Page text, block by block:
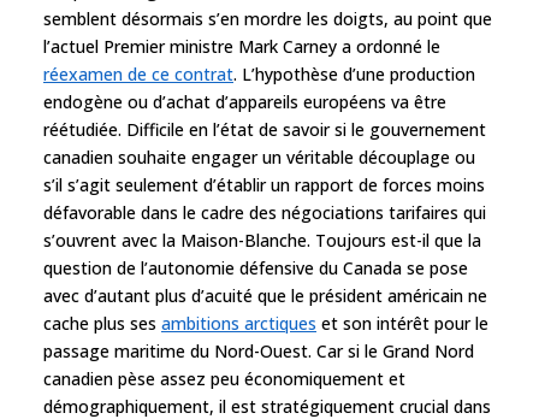
semblent désormais s’en mordre les doigts, au point que
l’actuel Premier ministre Mark Carney a ordonné le
réexamen de ce contrat. L’hypothèse d’une production
endogène ou d’achat d’appareils européens va être
réétudiée. Difficile en l’état de savoir si le gouvernement
canadien souhaite engager un véritable découplage ou
s’il s’agit seulement d’établir un rapport de forces moins
défavorable dans le cadre des négociations tarifaires qui
s’ouvrent avec la Maison-Blanche. Toujours est-il que la
question de l’autonomie défensive du Canada se pose
avec d’autant plus d’acuité que le président américain ne
cache plus ses ambitions arctiques et son intérêt pour le
passage maritime du Nord-Ouest. Car si le Grand Nord
canadien pèse assez peu économiquement et
démographiquement, il est stratégiquement crucial dans